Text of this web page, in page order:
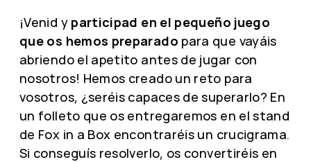
¡Venid yparticipad en el pequeño juego
que os hemos preparado para que vayáis
abriendo el apetito antes de jugar con
nosotros! Hemos creado un reto para
vosotros, ¿seréis capaces de superarlo? En
un folleto que os entregaremos en el stand
de Fox in a Box encontraréis un crucigrama.
Si conseguís resolverlo, os convertiréis en